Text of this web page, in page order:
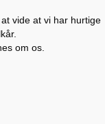
vide at vi har hurtige
om os.
4.7 Stjerne